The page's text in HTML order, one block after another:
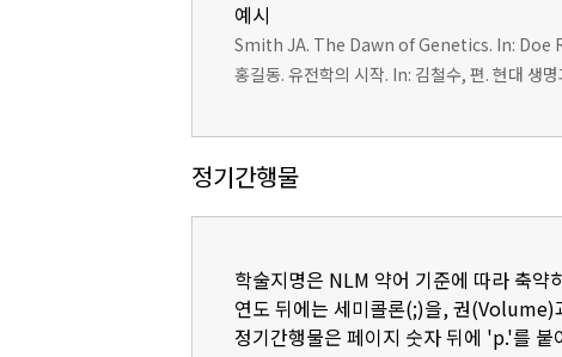
예시
Smith JA. The Dawn of Genetics. In: Doe
홍길동. 유전학의 시작. In: 김철수, 편. 현대 생
정기간행물
학술지명은 NLM 약어 기준에 따라 축약
연도 뒤에는 세미콜론(;)을, 권(Volume)
정기간행물은 페이지 숫자 뒤에 'p.'를 붙